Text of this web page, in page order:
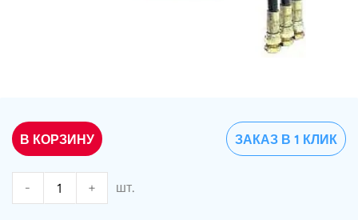
В КОРЗИНУ
- + шт.
ЗАКАЗ В 1 КЛИК